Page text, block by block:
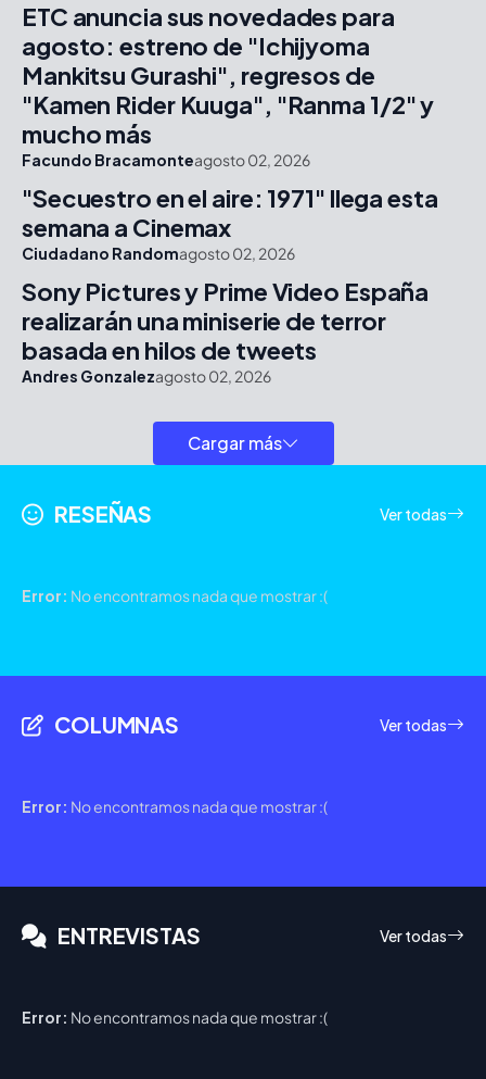
ETC anuncia sus novedades para
agosto: estreno de "Ichijyoma
Mankitsu Gurashi", regresos de
"Kamen Rider Kuuga", "Ranma 1/2" y
mucho más
Facundo Bracamonteagosto 02, 2026
"Secuestro en el aire: 1971" llega esta
semana a Cinemax
Ciudadano Randomagosto 02, 2026
Sony Pictures y Prime Video España
realizarán una miniserie de terror
basada en hilos de tweets
Andres Gonzalezagosto 02, 2026
Cargar más
RESEÑAS Ver todas
Error: No encontramos nada que mostrar :(
COLUMNAS Ver todas
Error: No encontramos nada que mostrar :(
ENTREVISTAS Ver todas
Error: No encontramos nada que mostrar :(